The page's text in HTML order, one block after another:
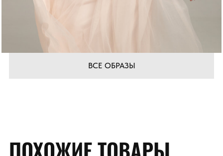
ВСЕ ОБРАЗЫ